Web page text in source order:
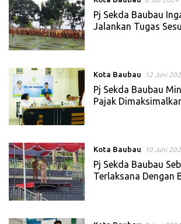
Pj Sekda Baubau
Jalankan Tugas
Kota Baubau 12 Juni
Pj Sekda Baubau
Pajak
Kota Baubau 10 Juni
Pj Sekda Baubau
Terlaksana Dengan